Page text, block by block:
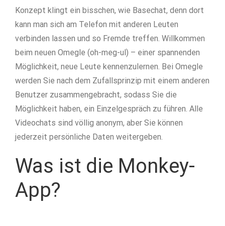
Konzept klingt ein bisschen, wie Basechat, denn dort
kann man sich am Telefon mit anderen Leuten
verbinden lassen und so Fremde treffen. Willkommen
beim neuen Omegle (oh-meg-ul) – einer spannenden
Möglichkeit, neue Leute kennenzulernen. Bei Omegle
werden Sie nach dem Zufallsprinzip mit einem anderen
Benutzer zusammengebracht, sodass Sie die
Möglichkeit haben, ein Einzelgespräch zu führen. Alle
Videochats sind völlig anonym, aber Sie können
jederzeit persönliche Daten weitergeben.
Was ist die Monkey-
App?